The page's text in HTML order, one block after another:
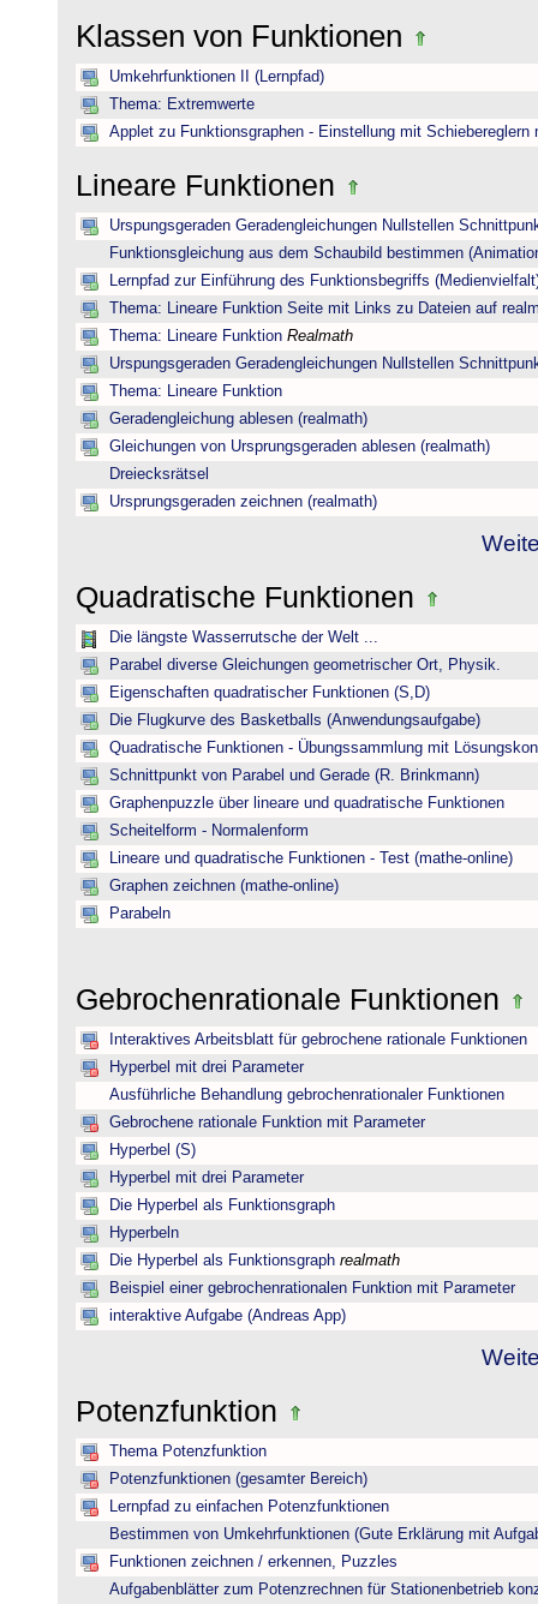
Klassen von Funktionen
Umkehrfunktionen II (Lernpfad)
Thema: Extremwerte
Applet zu Funktionsgraphen - Einstellung mit Schiebereglern
Lineare Funktionen
Urspungsgeraden Geradengleichungen Nullstellen
Funktionsgleichung aus dem Schaubild bestimmen
Lernpfad zur Einführung des Funktionsbegriffs
Thema: Lineare Funktion Seite mit Links zu Dateien auf
Thema: Lineare Funktion Realmath
Urspungsgeraden Geradengleichungen Nullstellen
Thema: Lineare Funktion
Geradengleichung ablesen (realmath)
Gleichungen von Ursprungsgeraden ablesen (realmath)
Dreiecksrätsel
Ursprungsgeraden zeichnen (realmath)
Quadratische Funktionen
Die längste Wasserrutsche der Welt ...
Parabel diverse Gleichungen geometrischer Ort, Physik.
Eigenschaften quadratischer Funktionen (S,D)
Die Flugkurve des Basketballs (Anwendungsaufgabe)
Quadratische Funktionen - Übungssammlung mit
Schnittpunkt von Parabel und Gerade (R. Brinkmann)
Graphenpuzzle über lineare und quadratische Funktionen
Scheitelform - Normalenform
Lineare und quadratische Funktionen - Test (mathe-online)
Graphen zeichnen (mathe-online)
Parabeln
Gebrochenrationale Funktionen
Interaktives Arbeitsblatt für gebrochene rationale Funktionen
Hyperbel mit drei Parameter
Ausführliche Behandlung gebrochenrationaler Funktionen
Gebrochene rationale Funktion mit Parameter
Hyperbel (S)
Hyperbel mit drei Parameter
Die Hyperbel als Funktionsgraph
Hyperbeln
Die Hyperbel als Funktionsgraph realmath
Beispiel einer gebrochenrationalen Funktion mit Parameter
interaktive Aufgabe (Andreas App)
Potenzfunktion
Thema Potenzfunktion
Potenzfunktionen (gesamter Bereich)
Lernpfad zu einfachen Potenzfunktionen
Bestimmen von Umkehrfunktionen (Gute Erklärung mit
Funktionen zeichnen / erkennen, Puzzles
Aufgabenblätter zum Potenzrechnen für Stationenbetrieb